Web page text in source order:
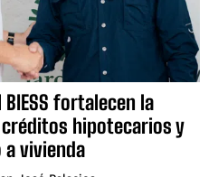
fortalecen la
hipotecarios y
a vivienda